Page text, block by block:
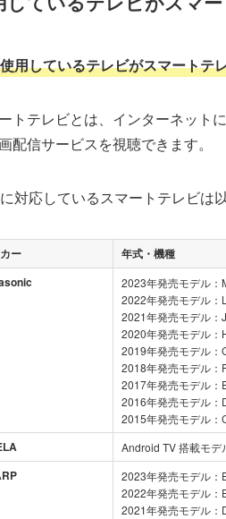
用しているテレビがスマートテ
トテレビとは、インターネット
配信サービスを視聴できます。
対応しているスマートテレビは
ー
年式・機種
2023年発売モデル
2022年発売モデル：
2021年発売モデル
2020年発売モデル
2019年発売モデル
2018年発売モデル
2017年発売モデル
2016年発売モデル：
2015年発売モデル
Android TV 搭載モ
2023年発売モデル：
2022年発売モデル：
2021年発売モデル